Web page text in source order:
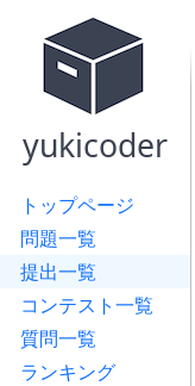
yukicoder
トップページ
問題一覧
提出一覧
コンテスト一覧
質問一覧
ランキング